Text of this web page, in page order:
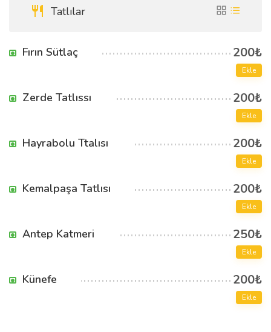
Tatlılar
Fırın Sütlaç 200₺
Ekle
Zerde Tatlıssı 200₺
Ekle
Hayrabolu Ttalısı 200₺
Ekle
Kemalpaşa Tatlısı 200₺
Ekle
Antep Katmeri 250₺
Ekle
Künefe 200₺
Ekle